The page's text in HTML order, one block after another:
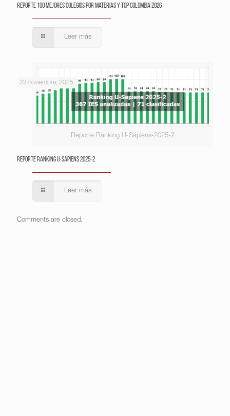
Reporte 100 Mejores Colegios por Materias y Top Colombia 2026
Leer más
Reporte Ranking U-Sapiens-2025-2
23 noviembre, 2025
Reporte Ranking U-Sapiens 2025-2
Leer más
Comments are closed.